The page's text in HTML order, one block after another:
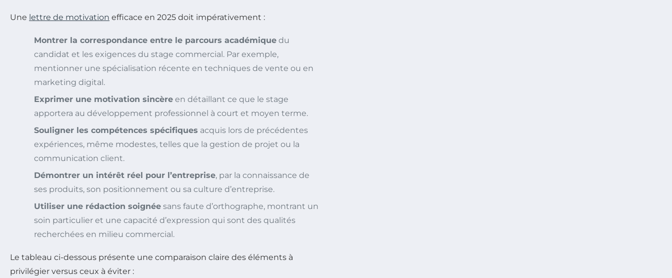
Une lettre de motivation efficace en 2025 doit impérativement :
Montrer la correspondance entre le parcours académique du
candidat et les exigences du stage commercial. Par exemple,
mentionner une spécialisation récente en techniques de vente ou en
marketing digital.
Exprimer une motivation sincère en détaillant ce que le stage
apportera au développement professionnel à court et moyen terme.
Souligner les compétences spécifiques acquis lors de précédentes
expériences, même modestes, telles que la gestion de projet ou la
communication client.
Démontrer un intérêt réel pour l’entreprise, par la connaissance de
ses produits, son positionnement ou sa culture d’entreprise.
Utiliser une rédaction soignée sans faute d’orthographe, montrant un
soin particulier et une capacité d’expression qui sont des qualités
recherchées en milieu commercial.
Le tableau ci-dessous présente une comparaison claire des éléments à
privilégier versus ceux à éviter :